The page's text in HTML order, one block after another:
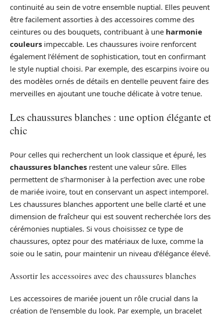
continuité au sein de votre ensemble nuptial. Elles peuvent
être facilement assorties à des accessoires comme des
ceintures ou des bouquets, contribuant à une harmonie
couleurs impeccable. Les chaussures ivoire renforcent
également l’élément de sophistication, tout en confirmant
le style nuptial choisi. Par exemple, des escarpins ivoire ou
des modèles ornés de détails en dentelle peuvent faire des
merveilles en ajoutant une touche délicate à votre tenue.
Les chaussures blanches : une option élégante et
chic
Pour celles qui recherchent un look classique et épuré, les
chaussures blanches restent une valeur sûre. Elles
permettent de s’harmoniser à la perfection avec une robe
de mariée ivoire, tout en conservant un aspect intemporel.
Les chaussures blanches apportent une belle clarté et une
dimension de fraîcheur qui est souvent recherchée lors des
cérémonies nuptiales. Si vous choisissez ce type de
chaussures, optez pour des matériaux de luxe, comme la
soie ou le satin, pour maintenir un niveau d’élégance élevé.
Assortir les accessoires avec des chaussures blanches
Les accessoires de mariée jouent un rôle crucial dans la
création de l’ensemble du look. Par exemple, un bracelet